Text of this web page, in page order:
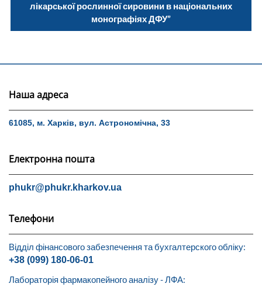
лікарської рослинної сировини в національних
монографіях ДФУ”
Наша адреса
61085, м. Харків, вул. Астрономічна, 33
Електронна пошта
phukr@phukr.kharkov.ua
Телефони
Відділ фінансового забезпечення та бухгалтерского обліку:
+38 (099) 180-06-01
Лабораторія фармакопейного аналізу - ЛФА: